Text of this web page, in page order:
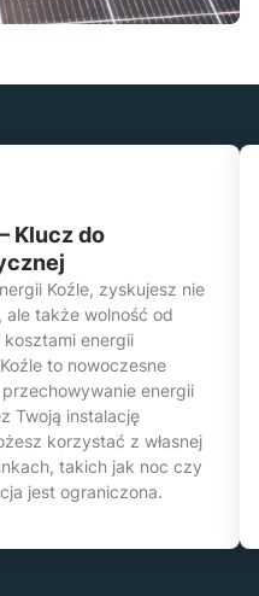
Klucz do
Koźle, zyskujesz nie
także wolność od
energii
to nowoczesne
energii
Twoją instalację
korzystać z własnej
takich jak noc czy
jest ograniczona.